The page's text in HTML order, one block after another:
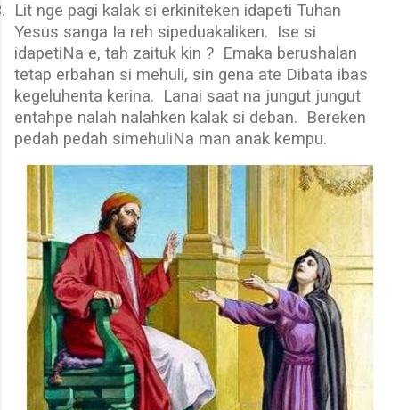
Lit nge pagi kalak si erkiniteken idapeti Tuhan
Yesus sanga Ia reh sipeduakaliken. Ise si
idapetiNa e, tah zaituk kin ? Emaka berushalan
tetap erbahan si mehuli, sin gena ate Dibata ibas
kegeluhenta kerina. Lanai saat na jungut jungut
entahpe nalah nalahken kalak si deban. Bereken
pedah pedah simehuliNa man anak kempu.